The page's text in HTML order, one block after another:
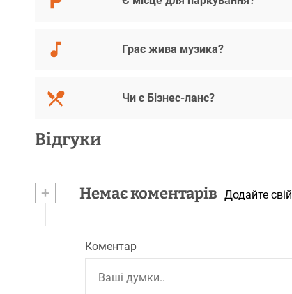
Грає жива музика?
Чи є Бізнес-ланс?
Відгуки
+ Немає коментарів Додайте свій
Коментар